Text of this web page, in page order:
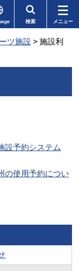
検索 メニュー
ツ施設 > 施設利
設予約システム
の使用予約につい